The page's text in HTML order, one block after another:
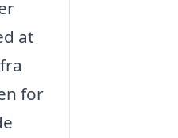
at
for